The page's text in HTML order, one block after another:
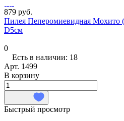
879 руб.
Пилея Пеперомиевидная Мохито
D5см
0
Есть в наличии: 18
Арт. 1499
В корзину
Быстрый просмотр